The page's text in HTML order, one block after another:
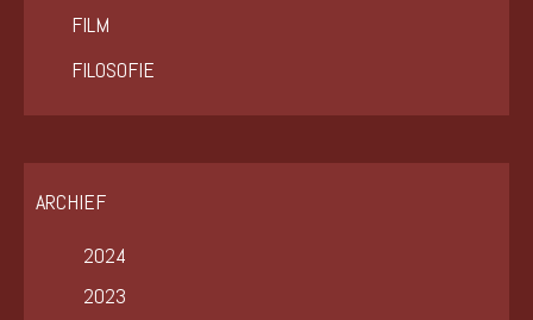
FILM
FILOSOFIE
ARCHIEF
2024
2023